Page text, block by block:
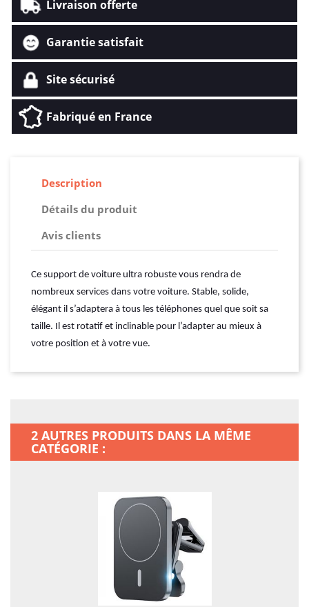
Livraison offerte
Garantie satisfait
Site sécurisé
Fabriqué en France
Description
Détails du produit
Avis clients
Ce support de voiture ultra robuste vous rendra de
nombreux services dans votre voiture. Stable, solide,
élégant il s’adaptera à tous les téléphones quel que soit sa
taille. Il est rotatif et inclinable pour l’adapter au mieux à
votre position et à votre vue.
2 AUTRES PRODUITS DANS LA MÊME
CATÉGORIE :